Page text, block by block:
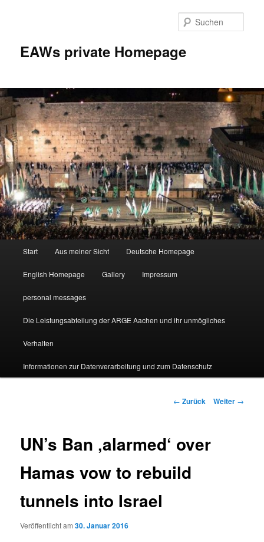
EAWs private Homepage
Start Aus meiner Sicht Deutsche Homepage
English Homepage Gallery Impressum
personal messages
Die Leistungsabteilung der ARGE Aachen und ihr unmögliches
Verhalten
Informationen zur Datenverarbeitung und zum Datenschutz
Beitragsnavigation
← Zurück Weiter →
UN’s Ban ‚alarmed‘ over
Hamas vow to rebuild
tunnels into Israel
Veröffentlicht am30. Januar 2016